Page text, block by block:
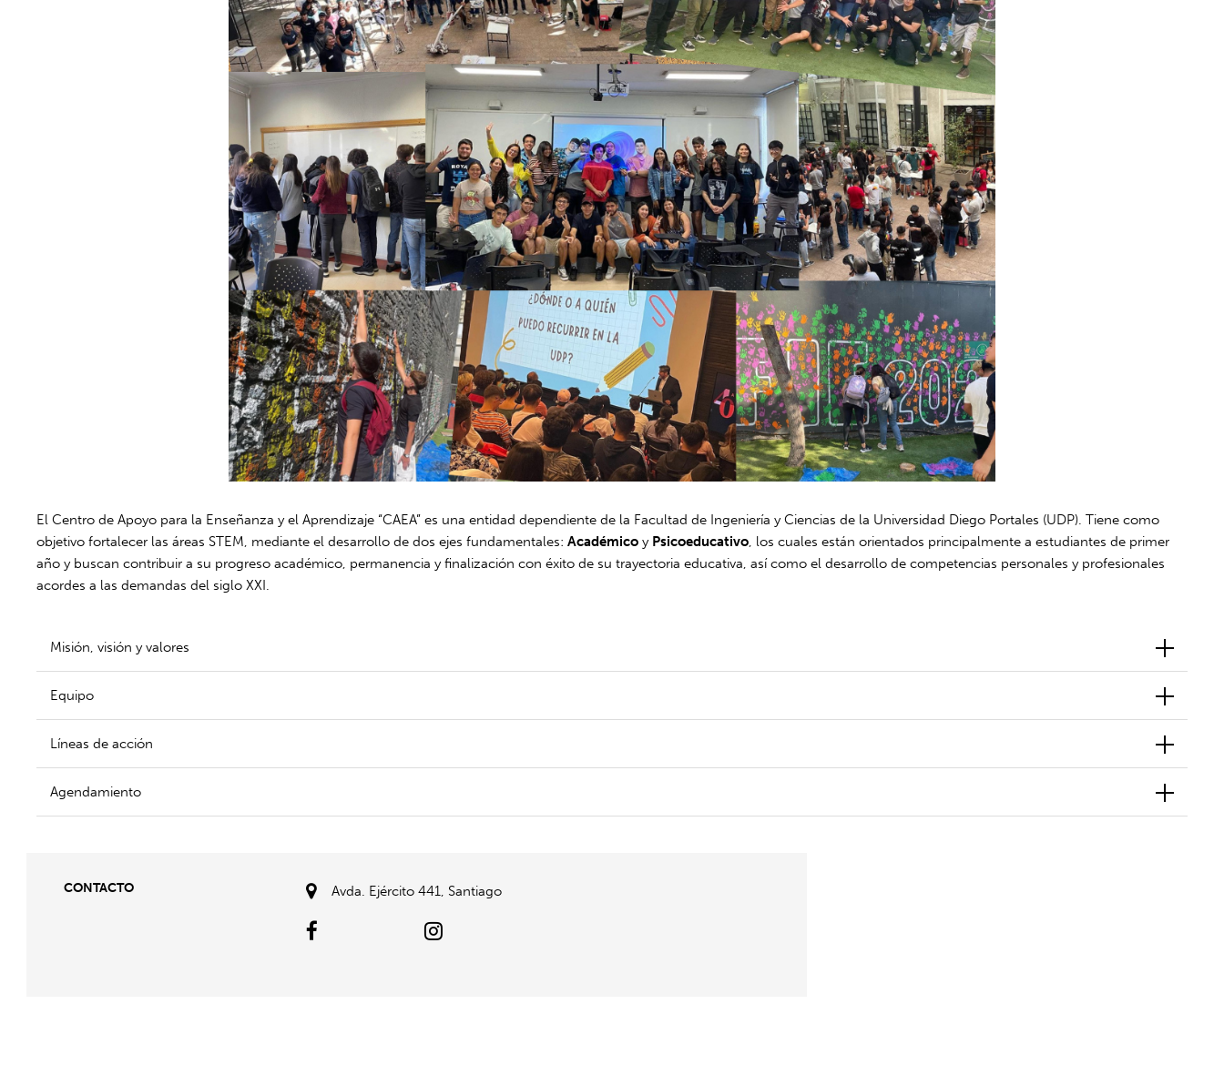
El Centro de Apoyo para la Enseñanza y el Aprendizaje “CAEA” es una entidad dependiente de la Facultad de Ingeniería y Ciencias de la Universidad Diego Portales (UDP). Tiene como
objetivo fortalecer las áreas STEM, mediante el desarrollo de dos ejes fundamentales: AcadémicoyPsicoeducativo, los cuales están orientados principalmente a estudiantes de primer
año y buscan contribuir a su progreso académico, permanencia y finalización con éxito de su trayectoria educativa, así como el desarrollo de competencias personales y profesionales
acordes a las demandas del siglo XXI.
Misión, visión y valores
Equipo
Líneas de acción
Agendamiento
CONTACTO Avda. Ejército 441, Santiago